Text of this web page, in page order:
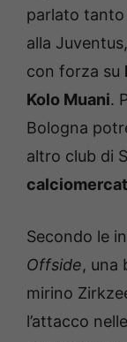
parlato tanto
alla
con forza su
Kolo Muani.
Bologna
altro club di
Secondo le
Offside, una
mirino
l’attacco